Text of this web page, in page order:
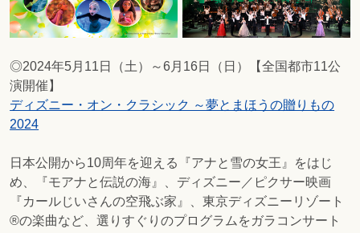
◎2024年5月11日（土）～6月16日（日）【全国都市11公
演開催】
ディズニー・オン・クラシック ～夢とまほうの贈りもの
2024
日本公開から10周年を迎える『アナと雪の女王』をはじ
め、『モアナと伝説の海』、ディズニー／ピクサー映画
『カールじいさんの空飛ぶ家』、東京ディズニーリゾート
®の楽曲など、選りすぐりのプログラムをガラコンサート